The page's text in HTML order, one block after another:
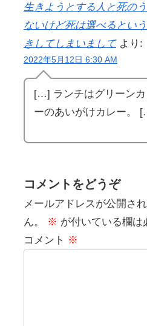
生きようとする人と死の
ないけど死は選べるとい
きしてしまいまして より:
2022年5月12日 6:30 AM
[…] ランチはグリーンカ
ーのあいがけカレー。
コメントをどうぞ
メールアドレスが公開さ
ん。
※ が付いている欄は
コメント ※